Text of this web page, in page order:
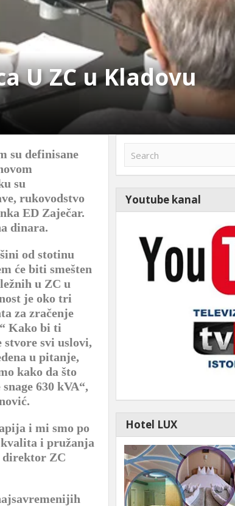
U ZC u Kladovu
su definisane
su
rukovodstvo
ED Zaječar.
dinara.
od stotinu
će biti smešten
u ZC u
je oko tri
za zračenje
Kako bi ti
stvore svi uslovi,
u pitanje,
kako da što
630 kVA“,
i mi smo po
i pružanja
direktor ZC
Youtube kanal
Hotel LUX